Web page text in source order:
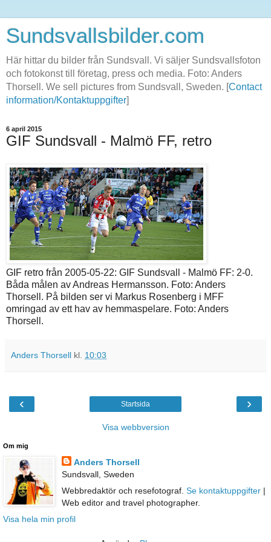
Sundsvallsbilder.com
Här hittar du bilder från Sundsvall. Vi säljer Sundsvallsfoton
och fotokonst till företag, press och media. Foto: Anders
Thorsell. We sell pictures from Sundsvall, Sweden. [Contact
information/Kontaktuppgifter]
6 april 2015
GIF Sundsvall - Malmö FF, retro
GIF retro från 2005-05-22: GIF Sundsvall - Malmö FF: 2-0.
Båda målen av Andreas Hermansson. Foto: Anders
Thorsell. På bilden ser vi Markus Rosenberg i MFF
omringad av ett hav av hemmaspelare. Foto: Anders
Thorsell.
Anders Thorsell kl. 10:03
‹ ›
Startsida
Visa webbversion
Om mig
Anders Thorsell
Sundsvall, Sweden
Webbredaktör och resefotograf. Se kontaktuppgifter|
Web editor and travel photographer.
Visa hela min profil